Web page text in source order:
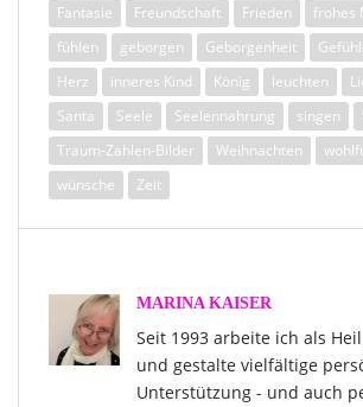
Fantasie
Freundschaft Frieden
frohes
fühlen
geborgen Geborgenheit
Herz
inneres Kind König leuchten
Santa
Seele Seelennahrung singen
Traum-Zahlen-Bilder
Weihnachten
wünsche
Zeit
MARINA KAISER
Seit 1993 arbeite ich als
und gestalte vielfältige
Unterstützung - und auch